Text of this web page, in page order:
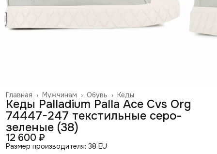
Кеды
Обувь ›
Мужчинам ›
Главная ›
Кеды Palladium Palla Ace Cvs Org
74447-247 текстильные серо-
зеленые (38)
12 600 ₽
Размер производителя: 38 EU